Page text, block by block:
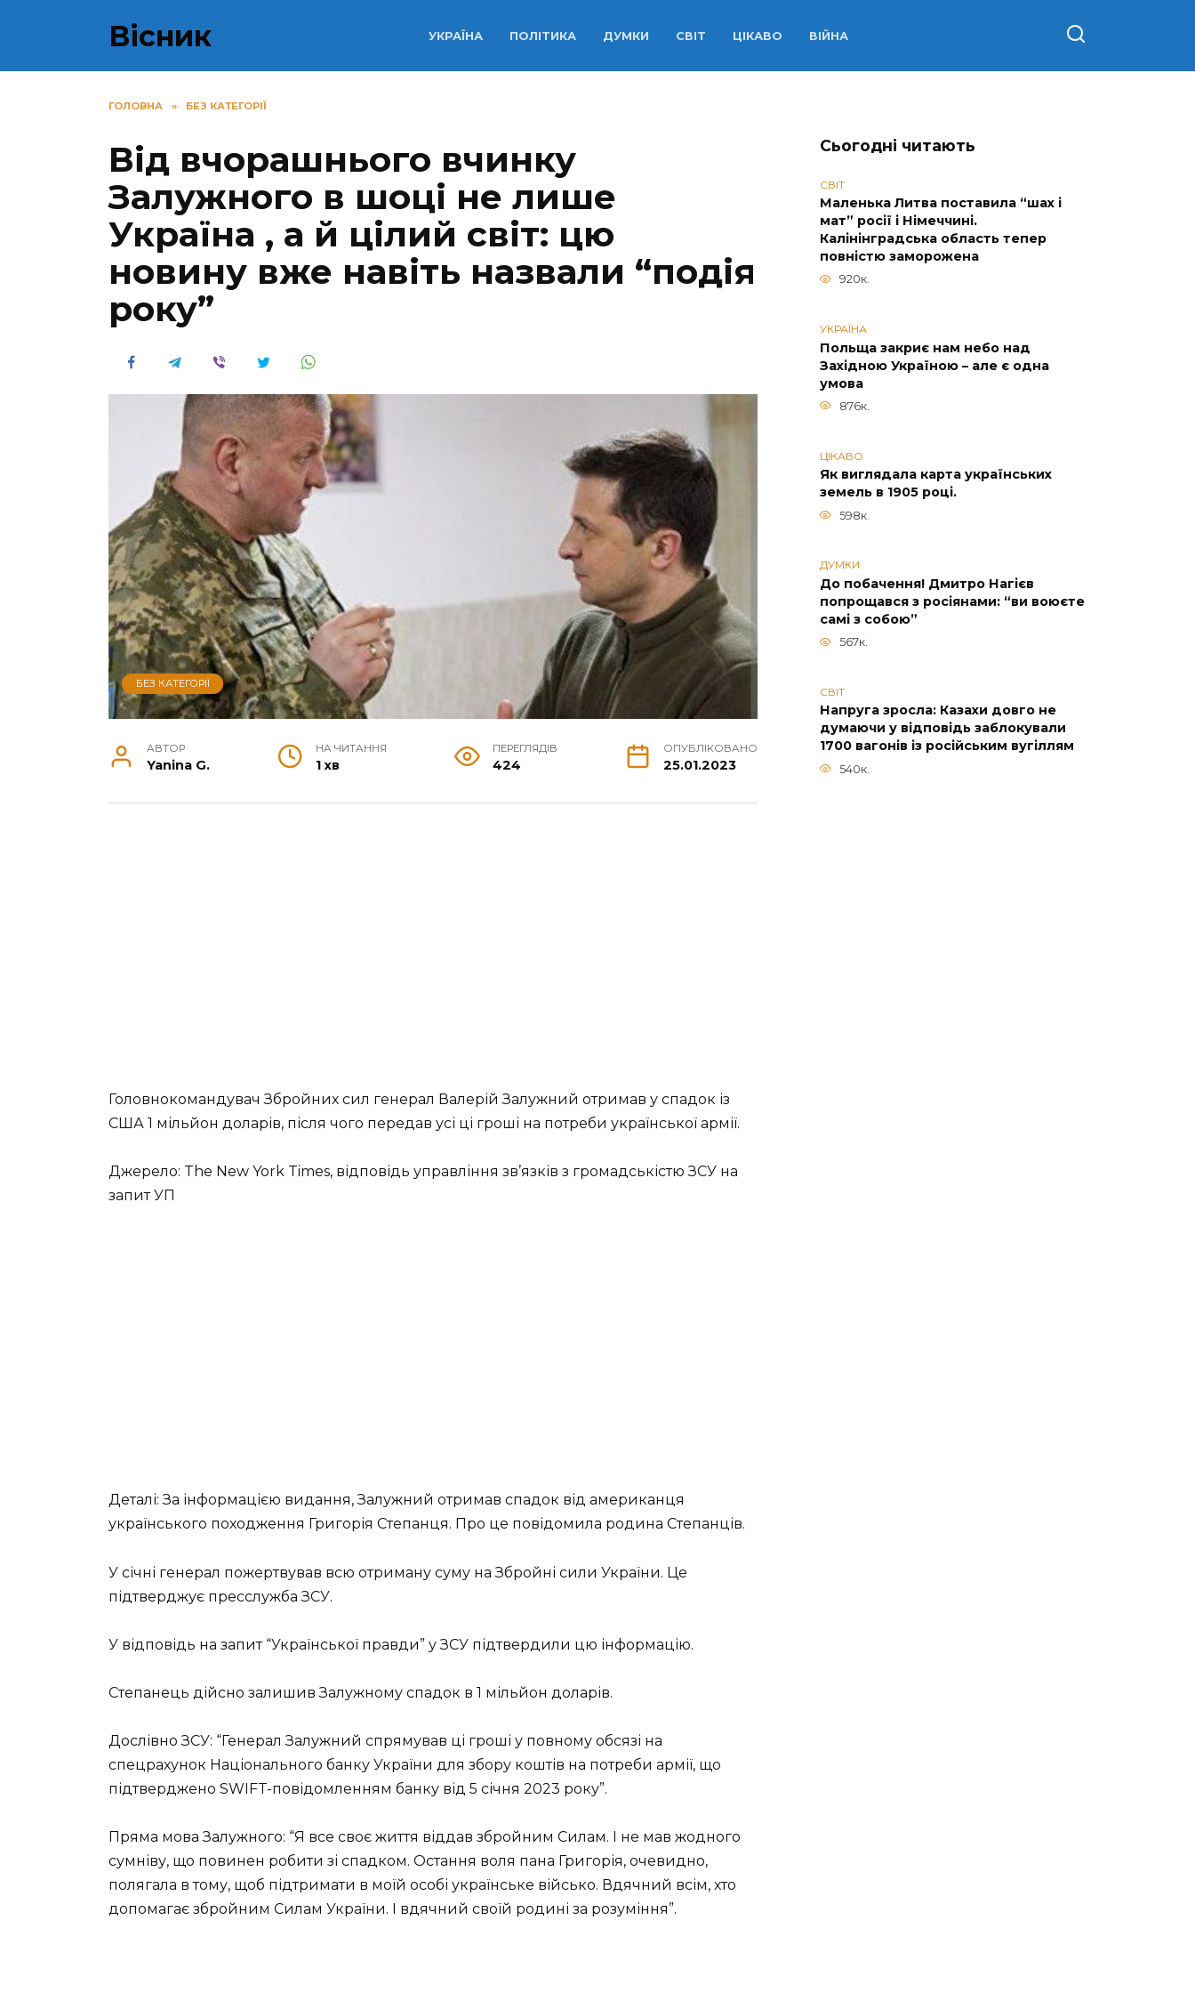
Вісник УКРАЇНА ПОЛІТИКА ДУМКИ СВІТ ЦІКАВО ВІЙНА
ГОЛОВНА » БЕЗ КАТЕГОРІЇ
Від вчорашнього вчинку
Залужного в шoці не лише
Україна , а й цілий світ: цю
новину вже навіть назвали “подія
року”
БЕЗ КАТЕГОРІЇ
АВТОР
Yanina G.
НА ЧИТАННЯ
1 хв
ПЕРЕГЛЯДІВ
424
ОПУБЛІКОВАНО
25.01.2023
Головнокомандувач Збройних сил генерал Валерій Залужний отримав у спадок із
США 1 мільйон доларів, після чого передав усі ці гроші на потреби української армії.
Джерело: The New York Times, відповідь управління зв’язків з громадськістю ЗСУ на
запит УП
Деталі: За інформацією видання, Залужний отримав спадок від американця
українського походження Григорія Степанця. Про це повідомила родина Степанців.
У січні генерал пожертвував всю отриману суму на Збройні сили України. Це
підтверджує пресслужба ЗСУ.
У відповідь на запит “Української правди” у ЗСУ підтвердили цю інформацію.
Степанець дійсно залишив Залужному спадок в 1 мільйон доларів.
Дослівно ЗСУ: “Генерал Залужний спрямував ці гроші у повному обсязі на
спецрахунок Національного банку України для збору коштів на потреби армії, що
підтверджено SWIFT-повідомленням банку від 5 січня 2023 року”.
Пряма мова Залужного: “Я все своє життя віддав збройним Силам. I не мав жодного
сумніву, що повинен робити зі спадком. Остання воля пана Григорія, очевидно,
полягала в тому, щоб підтримати в моїй особі українське військо. Вдячний всім, хто
допомагає збройним Силам України. І вдячний своїй родині за розуміння”.
Сьогодні читають
СВІТ
Маленька Литва поставила “шах і
мат” росії і Німеччині.
Калінінградська область тепер
повністю заморожена
920к.
УКРАЇНА
Польща закриє нам небо над
Західною Україною – але є одна
умова
876к.
ЦІКАВО
Як виглядала карта українських
земель в 1905 році.
598к.
ДУМКИ
До побачення! Дмитро Нагієв
попрощався з росіянами: “ви воюєте
самі з собою”
567к.
СВІТ
Напруга зросла: Казахи довго не
думаючи у відповідь заблокували
1700 вагонів із російським вугіллям
540к.